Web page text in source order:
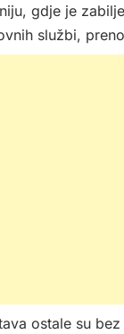
gdje je
službi,
ostale su